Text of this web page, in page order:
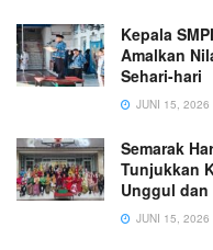
Kepala
Amalkan
Sehari-hari
JUNI 15, 2026
Semarak
Tunjukkan
Unggul dan
JUNI 15, 2026